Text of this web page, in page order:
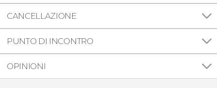
CANCELLAZIONE
PUNTO DI INCONTRO
OPINIONI